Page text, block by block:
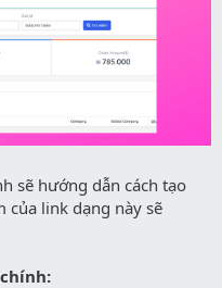
sẽ hướng dẫn cách tạo
của link dạng này sẽ